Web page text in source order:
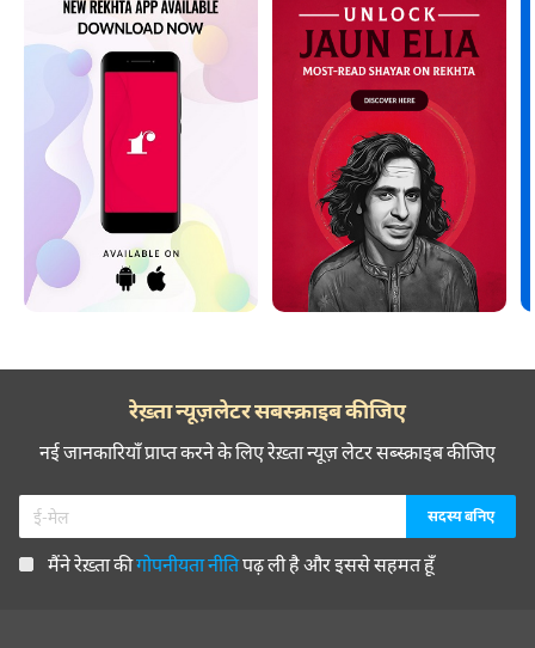
रेख़्ता न्यूज़लेटर सबस्क्राइब कीजिए
नई जानकारियाँ प्राप्त करने के लिए रेख़्ता न्यूज़ लेटर सब्स्क्राइब कीजिए
मैंने रेख़्ता कीगोपनीयता नीतिपढ़ ली है और इससे सहमत हूँ